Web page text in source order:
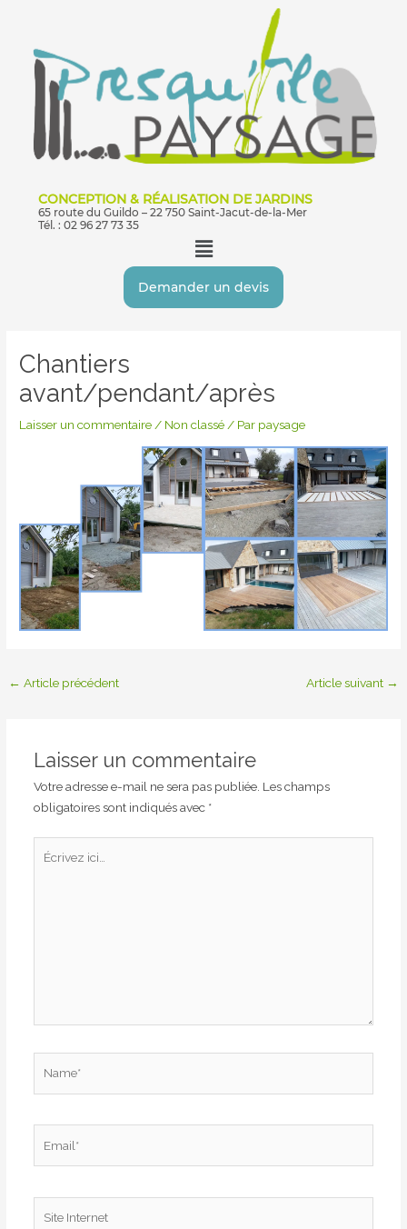
contenu
CONCEPTION & RÉALISATION DE JARDINS
65 route du Guildo – 22 750 Saint-Jacut-de-la-Mer
Tél. : 02 96 27 73 35
Menu
Demander un devis
Chantiers
avant/pendant/après
Laisser un commentaire / Non classé / Par paysage
articles
← Article précédent Article suivant →
Laisser un commentaire
Votre adresse e-mail ne sera pas publiée. Les champs
obligatoires sont indiqués avec *